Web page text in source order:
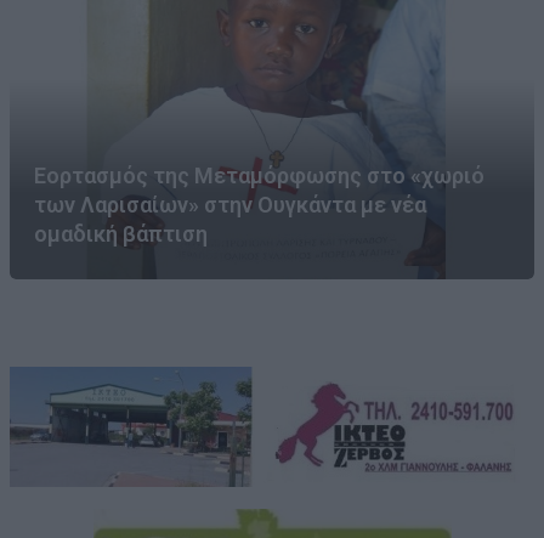
Εορτασμός της Μεταμόρφωσης στο «χωριό
των Λαρισαίων» στην Ουγκάντα με νέα
ομαδική βάπτιση